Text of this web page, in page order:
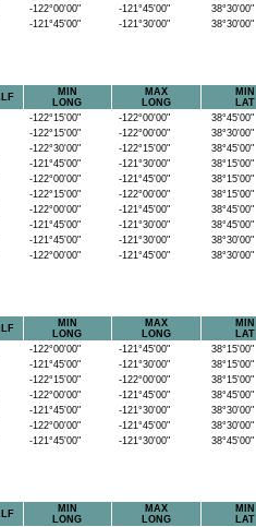
-122°00'00" -121°45'00" 38°30'00"
-121°45'00" -121°30'00" 38°30'00"
MIN
LONG
MAX
LONG
MIN
LAT
-122°15'00" -122°00'00" 38°45'00"
-122°15'00" -122°00'00" 38°30'00"
-122°30'00" -122°15'00" 38°45'00"
-121°45'00" -121°30'00" 38°15'00"
-122°00'00" -121°45'00" 38°15'00"
-122°15'00" -122°00'00" 38°15'00"
-122°00'00" -121°45'00" 38°45'00"
-121°45'00" -121°30'00" 38°45'00"
-121°45'00" -121°30'00" 38°30'00"
-122°00'00" -121°45'00" 38°30'00"
MIN
LONG
MAX
LONG
MIN
LAT
-122°00'00" -121°45'00" 38°15'00"
-121°45'00" -121°30'00" 38°15'00"
-122°15'00" -122°00'00" 38°15'00"
-122°00'00" -121°45'00" 38°45'00"
-121°45'00" -121°30'00" 38°30'00"
-122°00'00" -121°45'00" 38°30'00"
-121°45'00" -121°30'00" 38°45'00"
MIN
LONG
MAX
LONG
MIN
LAT